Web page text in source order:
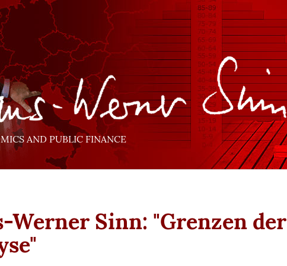
AND PUBLIC FINANCE
Werner Sinn: "Grenzen der